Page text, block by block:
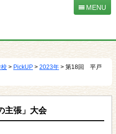
MENU
> PickUP > 2023年 > 第18回 平戸
主張」大会